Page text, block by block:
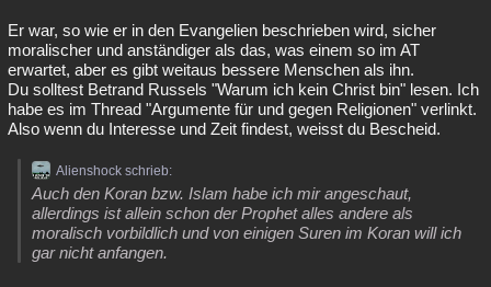
Er war, so wie er in den Evangelien beschrieben wird, sicher
moralischer und anständiger als das, was einem so im AT
erwartet, aber es gibt weitaus bessere Menschen als ihn.
Du solltest Betrand Russels "Warum ich kein Christ bin" lesen. Ich
habe es im Thread "Argumente für und gegen Religionen" verlinkt.
Also wenn du Interesse und Zeit findest, weisst du Bescheid.
Alienshock schrieb:
Auch den Koran bzw. Islam habe ich mir angeschaut,
allerdings ist allein schon der Prophet alles andere als
moralisch vorbildlich und von einigen Suren im Koran will ich
gar nicht anfangen.